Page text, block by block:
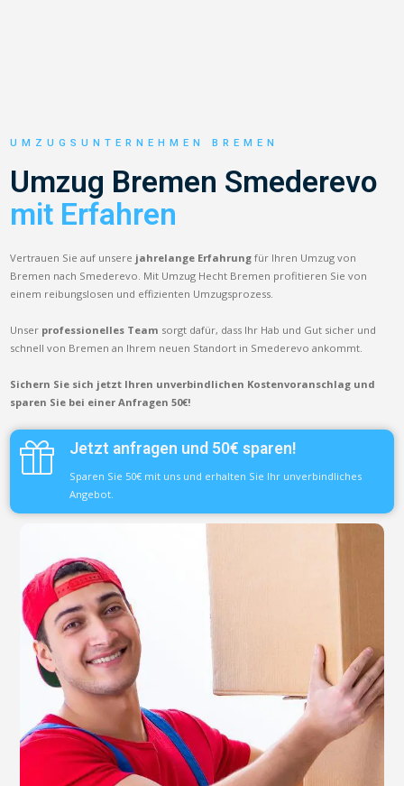
UMZUGSUNTERNEHMEN BREMEN
Umzug Bremen Smederevo
mit Erfahren
Vertrauen Sie auf unsere jahrelange Erfahrung für Ihren Umzug von
Bremen nach Smederevo. Mit Umzug Hecht Bremen profitieren Sie von
einem reibungslosen und effizienten Umzugsprozess.
Unser professionelles Team sorgt dafür, dass Ihr Hab und Gut sicher und
schnell von Bremen an Ihrem neuen Standort in Smederevo ankommt.
Sichern Sie sich jetzt Ihren unverbindlichen Kostenvoranschlag und
sparen Sie bei einer Anfragen 50€!
Jetzt anfragen und 50€ sparen!
Sparen Sie 50€ mit uns und erhalten Sie Ihr unverbindliches
Angebot.